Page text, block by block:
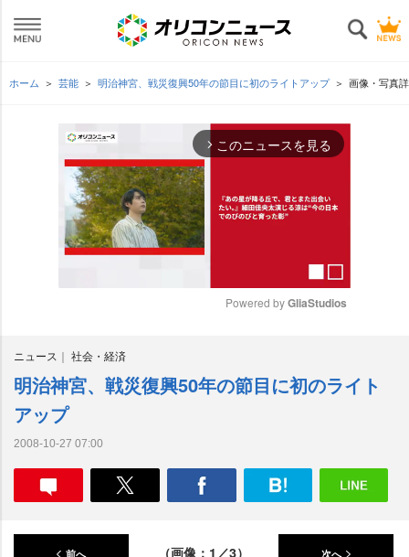
ホーム 芸能 明治神宮、戦災復興50年の節目に初のライトアップ 画像・写真
arrow_forward_ios このニュースを見る
e
Powered by GliaStudios
ニュース 社会・経済
明治神宮、戦災復興50年の節目に初のライト
アップ
2008-10-27 07:00
前へ （画像：1／3） 次へ